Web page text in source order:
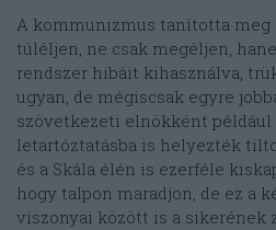
A kommunizmus tanította meg
túléljen, ne csak megéljen,
rendszer hibáit kihasználva,
ugyan, de mégiscsak egyre
szövetkezeti elnökként például
letartóztatásba is helyezték
és a Skála élén is ezerféle
hogy talpon maradjon, de ez a
viszonyai között is a sikerének